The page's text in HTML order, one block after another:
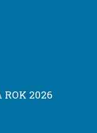
ROK 2026